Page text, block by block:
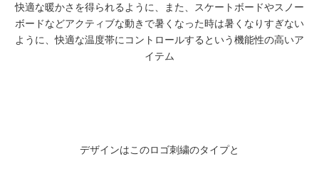
快適な暖かさを得られるように、また、スケートボードやスノー
ボードなどアクティブな動きで暑くなった時は暑くなりすぎない
ように、快適な温度帯にコントロールするという機能性の高いア
イテム
デザインはこのロゴ刺繍のタイプと